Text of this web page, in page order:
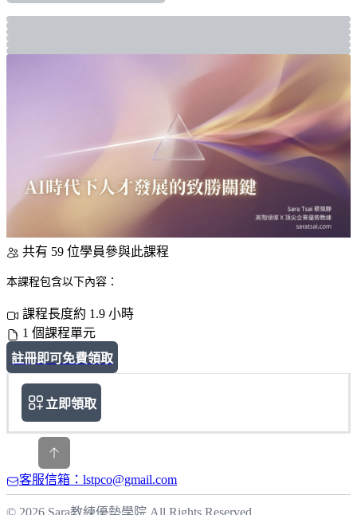
共有 59 位學員參與此課程
本課程包含以下內容：
課程長度約 1.9 小時
1 個課程單元
註冊即可免費領取
立即領取
客服信箱：lstpco@gmail.com